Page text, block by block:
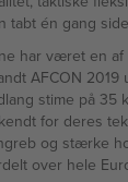
tabt én gang
har været en af
AFCON 2019
stime på 35
for deres
og stærke
over hele